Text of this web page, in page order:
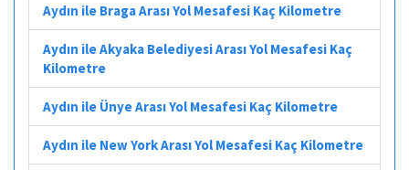
Aydın ile Braga Arası Yol Mesafesi Kaç Kilometre
Aydın ile Akyaka Belediyesi Arası Yol Mesafesi Kaç
Kilometre
Aydın ile Ünye Arası Yol Mesafesi Kaç Kilometre
Aydın ile New York Arası Yol Mesafesi Kaç Kilometre